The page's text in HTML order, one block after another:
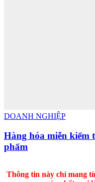
DOANH NGHIỆP
Hàng hóa miễn kiểm
phẩm
Thông tin này chỉ mang